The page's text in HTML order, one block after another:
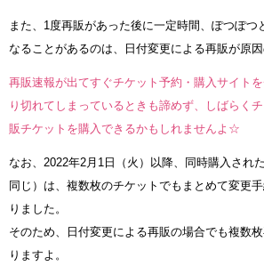
また、1度再販があった後に一定時間、ぽつぽつ
なることがあるのは、日付変更による再販が原因
再販速報が出てすぐチケット予約・購入サイト
り切れてしまっているときも諦めず、しばらく
販チケットを購入できるかもしれませんよ☆
なお、2022年2月1日（火）以降、同時購入され
同じ）は、複数枚のチケットでもまとめて変更
りました。
そのため、日付変更による再販の場合でも複数
りますよ。